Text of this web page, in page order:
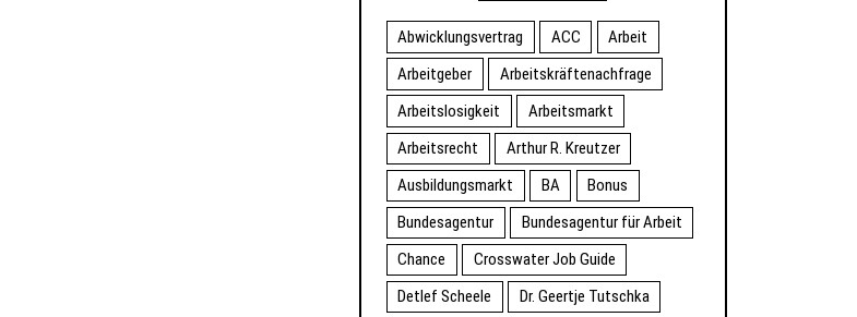
Abwicklungsvertrag ACC
Arbeit
Arbeitgeber
Arbeitskräftenachfrage
Arbeitslosigkeit
Arbeitsmarkt
Arbeitsrecht
Arthur R. Kreutzer
Ausbildungsmarkt
BA
Bonus
Bundesagentur
Bundesagentur für Arbeit
Chance
Crosswater Job Guide
Detlef Scheele
Dr. Geertje Tutschka